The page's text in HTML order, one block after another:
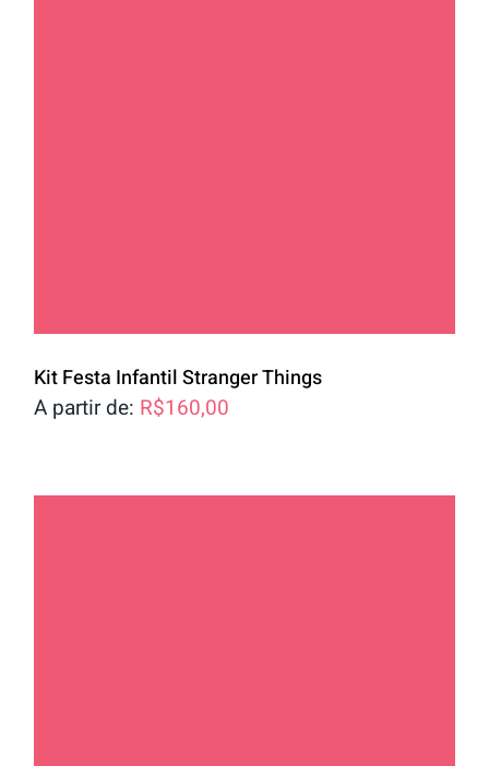
Kit Festa Infantil Stranger Things
A partir de: R$160,00